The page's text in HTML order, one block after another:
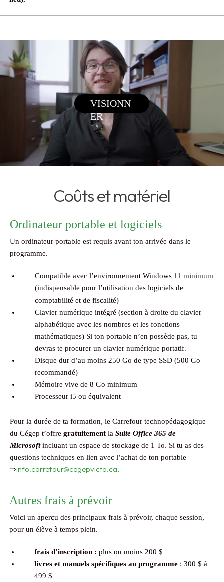
Coûts et matériel
Ordinateur portable et logiciels
Un ordinateur portable est requis avant ton arrivée dans le
programme.
Compatible avec l’environnement Windows 11 minimum
(indispensable pour l’utilisation des logiciels de
comptabilité et de fiscalité)
Clavier numérique intégré (section à droite du clavier
alphabétique avec les nombres et les fonctions
mathématiques) Si ton portable n’en possède pas, tu
devras te procurer un clavier numérique portatif.
Disque dur d’au moins 250 Go de type SSD (500 Go
recommandé)
Mémoire vive de 8 Go minimum
Processeur i5 ou équivalent
Pour la durée de ta formation, le Carrefour technopédagogique
du Cégep t’offre gratuitement la Suite Office 365 de
Microsoftincluant un espace de stockage de 1 To. Si tu as des
questions techniques en lien avec l’achat de ton portable
⇒info.carrefour@cegepvicto.ca.
Autres frais à prévoir
Voici un aperçu des principaux frais à prévoir, chaque session,
pour un élève à temps plein.
frais d’inscription : plus ou moins 200 $
livres et manuels spécifiques au programme : 300 $ à
499 $